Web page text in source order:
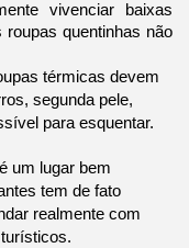
vivenciar baixas
quentinhas não
térmicas devem
segunda pele,
para esquentar.
é um lugar bem
tem de fato
realmente com